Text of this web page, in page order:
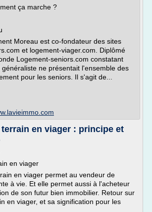
ça marche ?
Moreau est co-fondateur des sites
et logement-viager.com. Diplômé
Logement-seniors.com constatant
ne présentait l'ensemble des
pour les seniors. Il s'agit de...
terrain en viager : principe et
en viager
en viager permet au vendeur de
à vie. Et elle permet aussi à l'acheteur
de son futur bien immobilier. Retour sur
en viager, et sa signification pour les